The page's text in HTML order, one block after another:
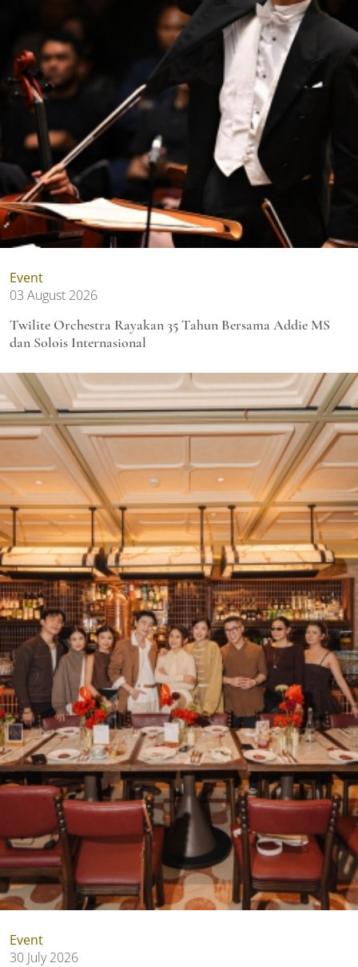
Event
03 August 2026
Twilite Orchestra Rayakan 35 Tahun Bersama Addie MS
dan Solois Internasional
Event
30 July 2026